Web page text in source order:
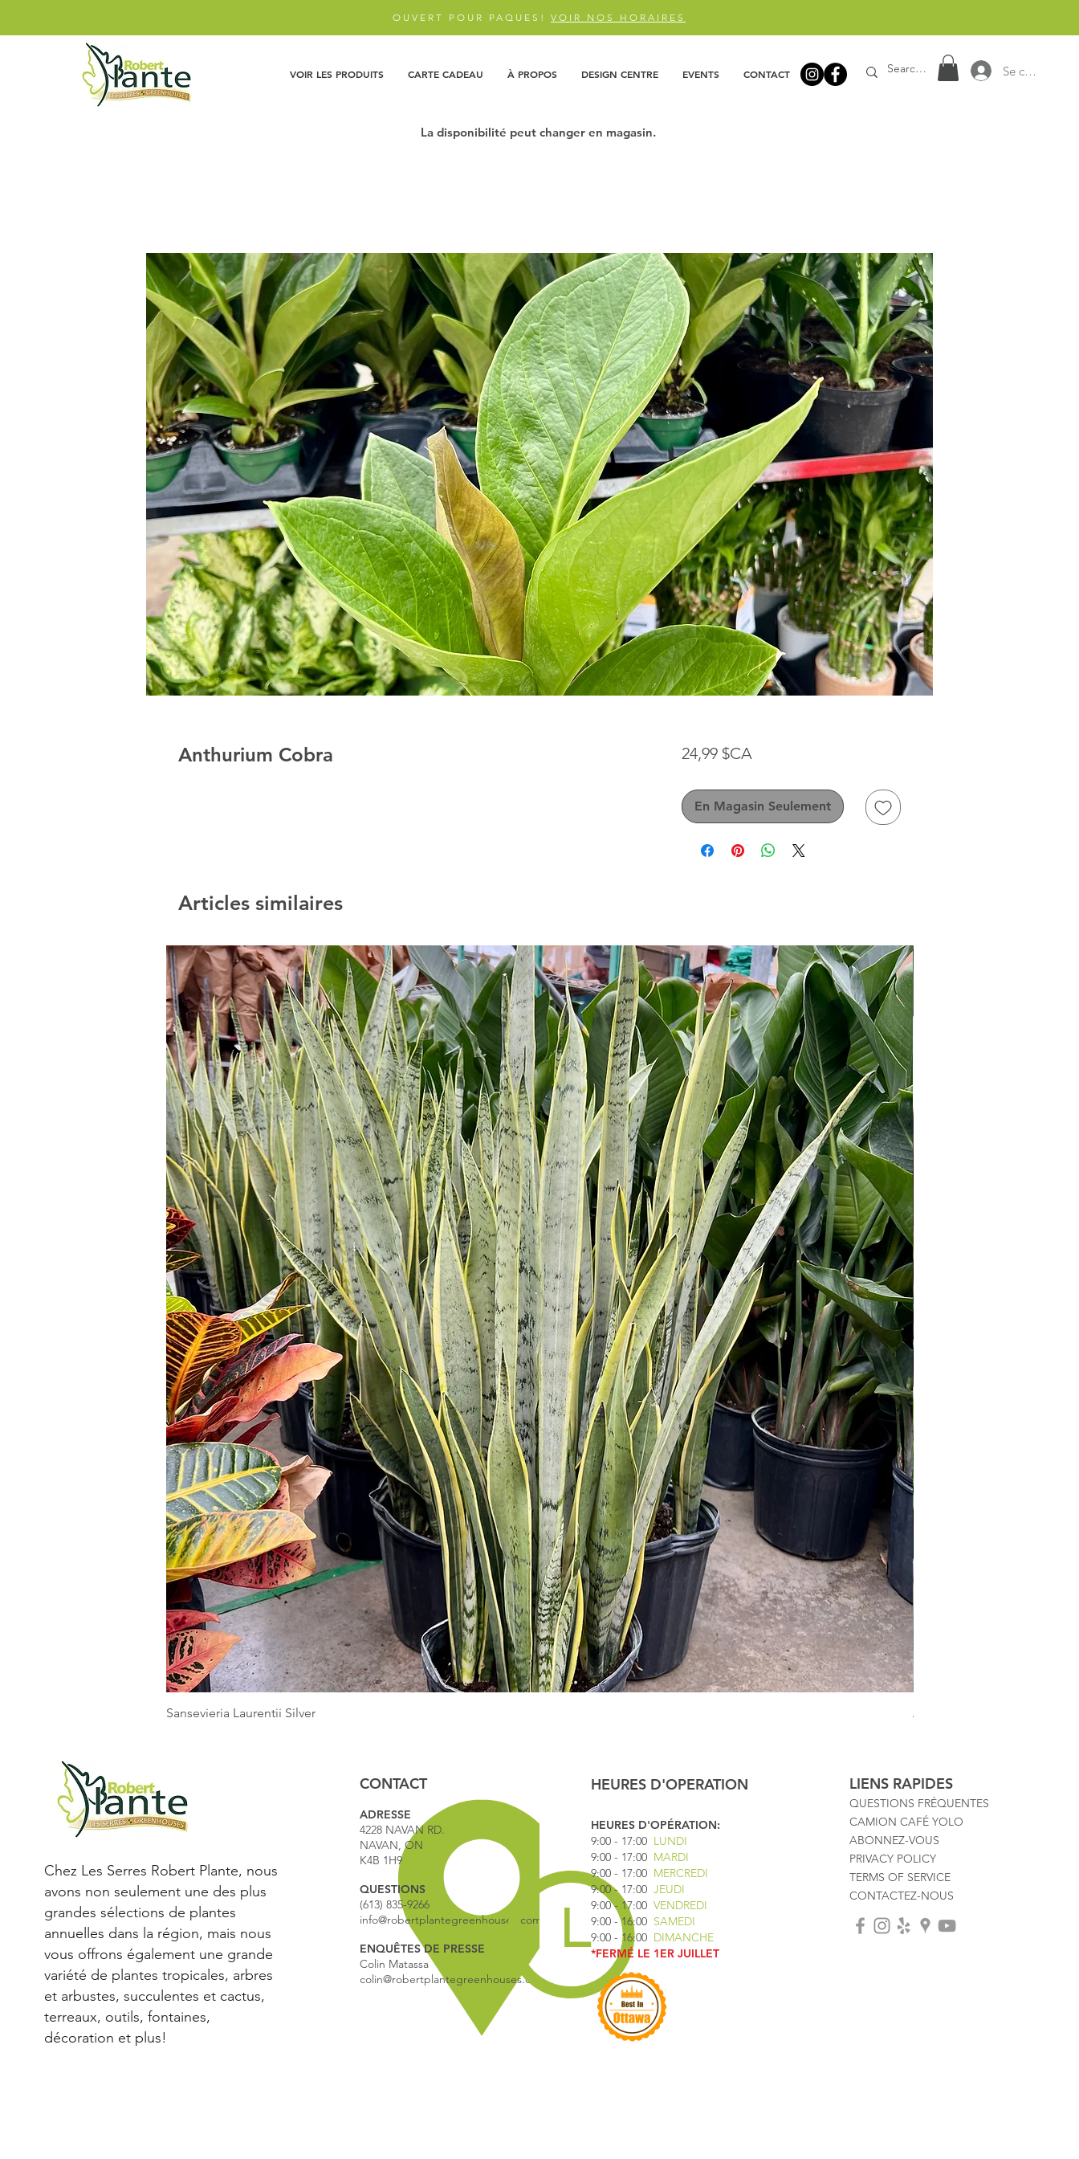
OUVERT POUR PAQUES! VOIR NOS HORAIRES
VOIR LES PRODUITS CARTE CADEAU À PROPOS DESIGN CENTRE EVENTS CONTACT Se connecter
La disponibilité peut changer en magasin.
Anthurium Cobra 24,99 $CAPrix
En Magasin Seulement
Articles similaires
Sansevieria Laurentii Silver Australian Mother Fern
Chez Les Serres Robert Plante, nous
avons non seulement une des plus
grandes sélections de plantes
annuelles dans la région, mais nous
vous offrons également une grande
variété de plantes tropicales, arbres
et arbustes, succulentes et cactus,
terreaux, outils, fontaines,
décoration et plus!
CONTACT
ADRESSE
4228 NAVAN RD.
NAVAN, ON
K4B 1H9
QUESTIONS
(613) 835-9266
info@robertplantegreenhouses.com
ENQUÊTES DE PRESSE
Colin Matassa
colin@robertplantegreenhouses.com
HEURES D'OPERATION
HEURES D'OPÉRATION:
9:00 - 17:00 LUNDI
9:00 - 17:00 MARDI
9:00 - 17:00 MERCREDI
9:00 - 17:00 JEUDI
9:00 - 17:00 VENDREDI
9:00 - 16:00 SAMEDI
9:00 - 16:00 DIMANCHE
*FERMÉ LE 1ER JUILLET
LIENS RAPIDES
QUESTIONS FRÉQUENTES
CAMION CAFÉ YOLO
ABONNEZ-VOUS
PRIVACY POLICY
TERMS OF SERVICE
CONTACTEZ-NOUS